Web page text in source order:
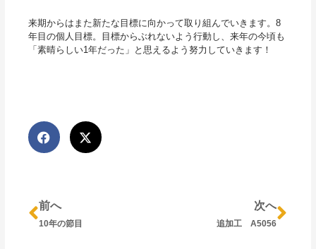
来期からはまた新たな目標に向かって取り組んでいきます。8
年目の個人目標。目標からぶれないよう行動し、来年の今頃も
「素晴らしい1年だった」と思えるよう努力していきます！
前へ
10年の節目
次へ
追加工 A5056